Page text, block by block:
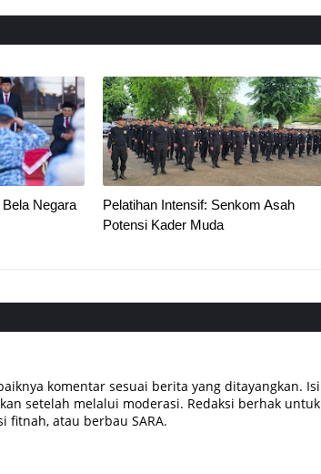
Negara
Pelatihan Intensif: Senkom Asah
Potensi Kader Muda
komentar sesuai berita yang ditayangkan. Isi
setelah melalui moderasi. Redaksi berhak untuk
fitnah, atau berbau SARA.